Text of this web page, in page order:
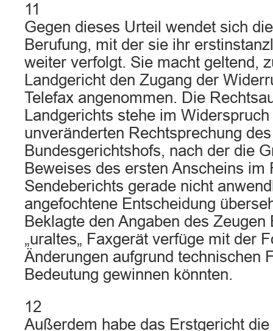
11
Gegen dieses Urteil wendet sich
Berufung, mit der sie ihr
weiter verfolgt. Sie macht geltend,
Landgericht den Zugang der
Telefax angenommen. Die
Landgerichts stehe im
unveränderten Rechtsprechung des
Bundesgerichtshofs, nach der die
Beweises des ersten Anscheins im
Sendeberichts gerade nicht
angefochtene Entscheidung
Beklagte den Angaben des
„uraltes„ Faxgerät verfüge mit der
Änderungen aufgrund technischen
Bedeutung gewinnen könnten.
12
Außerdem habe das Erstgericht